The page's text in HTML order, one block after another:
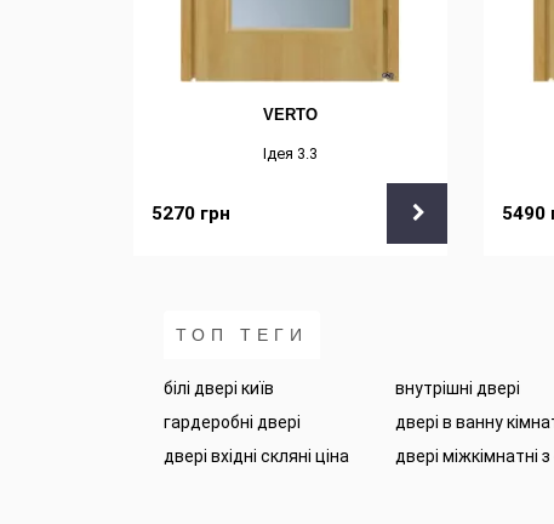
VERTO
Ідея 3.3
5270 грн 5490
ТОП ТЕГИ
білі двері київ внутрішні двері
гардеробні двері
двері в ванну
двері вхідні скляні ціна
двері міжкімнатні